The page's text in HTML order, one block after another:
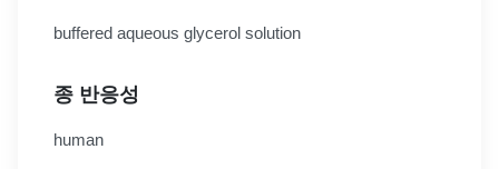
buffered aqueous glycerol solution
종 반응성
human